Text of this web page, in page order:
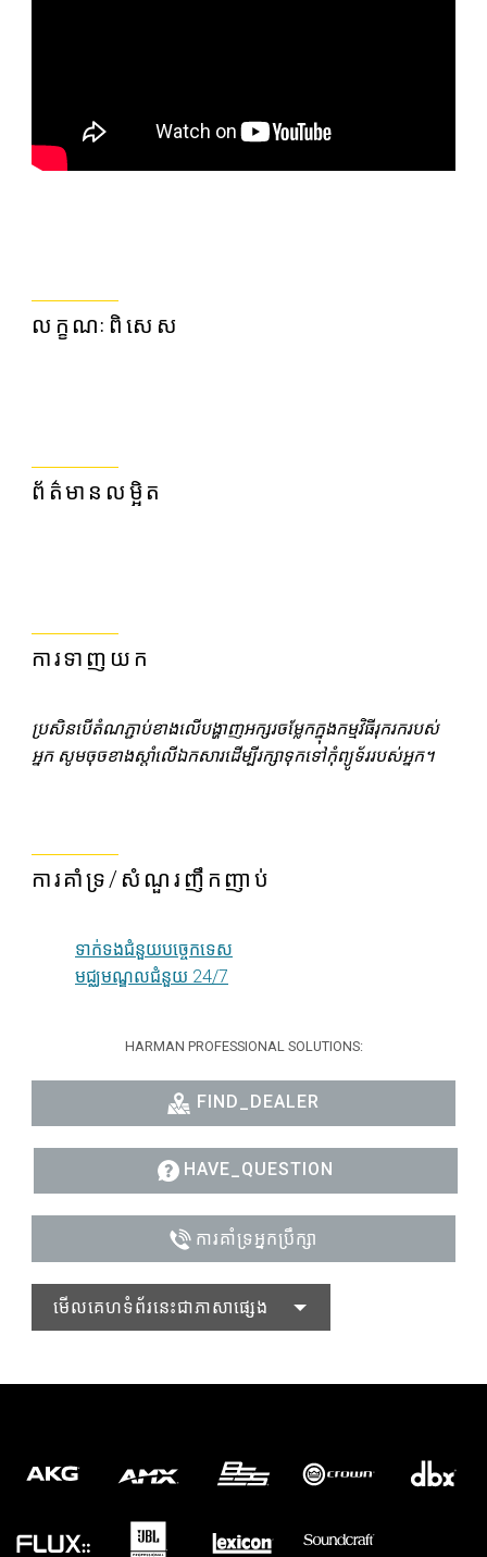
លក្ខណៈពិសេស
ព័ត៌មានលម្អិត
ការទាញយក
ប្រសិនបើតំណភ្ជាប់ខាងលើបង្ហាញអក្សរចម្លែកក្នុងកម្មវិធីរុករករបស់
អ្នក សូមចុចខាងស្តាំលើឯកសារដើម្បីរក្សាទុកទៅកុំព្យូទ័ររបស់អ្នក។
ការគាំទ្រ/សំណួរញឹកញាប់
ទាក់ទងជំនួយបច្ចេកទេស
មជ្ឈមណ្ឌលជំនួយ 24/7
HARMAN PROFESSIONAL SOLUTIONS:
FIND_DEALER
HAVE_QUESTION
ការគាំទ្រអ្នកប្រឹក្សា
មើលគេហទំព័រនេះជាភាសាផ្សេង